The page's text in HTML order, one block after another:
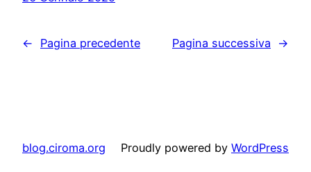
← Pagina precedente Pagina successiva →
blog.ciroma.org Proudly powered by WordPress